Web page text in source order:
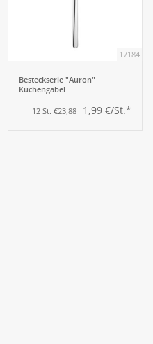
17184
Besteckserie "Auron"
Kuchengabel
12 St. €23,88 1,99 €/St.*